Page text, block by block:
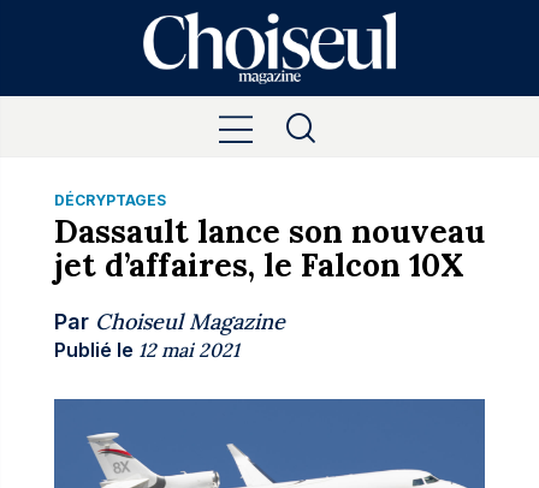
DÉCRYPTAGES
Dassault lance son nouveau
jet d’affaires, le Falcon 10X
Par Choiseul Magazine
Publié le 12 mai 2021